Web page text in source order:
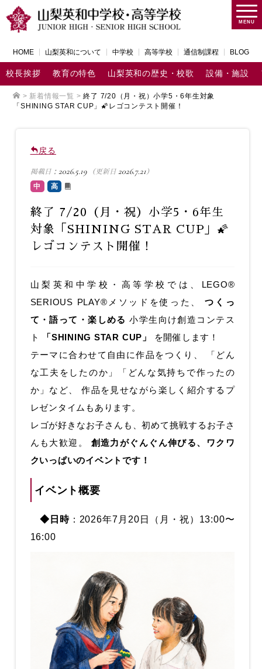
MENU
HOME 山梨英和について 中学校 高等学校 通信制課程 BLOG
校長挨拶 教育の特色 山梨英和の歴史・校歌 設備・施設
> 新着情報一覧 >終了 7/20（月・祝）小学5・6年生対象
「SHINING STAR CUP」🌠レゴコンテスト開催！
戻る
掲載日： 2026.5.19（更新日 2026.7.21）
中 高
終了 7/20（月・祝）小学5・6年生
対象「SHINING STAR CUP」🌠
レゴコンテスト開催！
山梨英和中学校・高等学校では、LEGO®
SERIOUS PLAY®メソッドを使った、つくっ
て・語って・楽しめる 小学生向け創造コンテス
ト
「SHINING STAR CUP」
を開催します！
テーマに合わせて自由に作品をつくり、 「どん
な工夫をしたのか」「どんな気持ちで作ったの
か」など、 作品を見せながら楽しく紹介するプ
レゼンタイムもあります。
レゴが好きなお子さんも、初めて挑戦するお子さ
んも大歓迎。 創造力がぐんぐん伸びる、ワクワ
クいっぱいのイベントです！
イベント概要
◆日時：2026年7月20日（月・祝）13:00〜
16:00